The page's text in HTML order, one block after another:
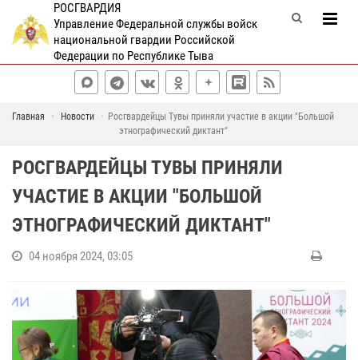
РОСГВАРДИЯ
Управление Федеральной службы войск
национальной гвардии Российской
Федерации по Республике Тыва
Главная Новости
Росгвардейцы Тувы приняли участие в акции "Большой
этнографический диктант"
РОСГВАРДЕЙЦЫ ТУВЫ ПРИНЯЛИ
УЧАСТИЕ В АКЦИИ "БОЛЬШОЙ
ЭТНОГРАФИЧЕСКИЙ ДИКТАНТ"
04 ноября 2024, 03:05